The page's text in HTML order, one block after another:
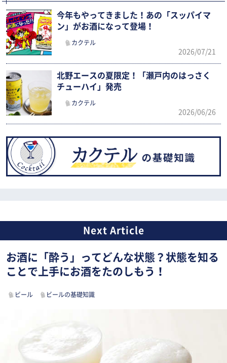
今年もやってきました！あの「スッパイマ
ン」がお酒になって登場！
カクテル
2026/07/21
北野エースの夏限定！「瀬戸内のはっさく
チューハイ」発売
カクテル
2026/06/26
お酒に「酔う」ってどんな状態？状態を知る
ことで上手にお酒をたのしもう！
ビール ビールの基礎知識